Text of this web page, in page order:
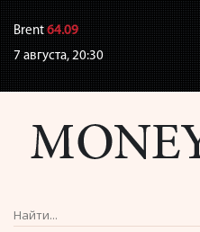
Brent64.09
7 августа,20:30